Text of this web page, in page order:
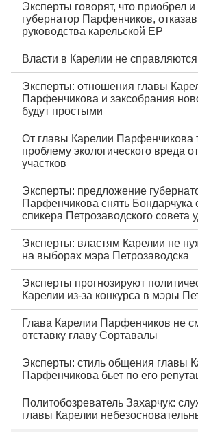
Эксперты говорят, что приобрел
губернатор Парфенчиков,
руководства карельской ЕР
Власти в Карелии не справляются
Эксперты: отношения главы
Парфенчикова и заксобрания
будут простыми
От главы Карелии Парфенчикова
проблему экологического вреда
участков
Эксперты: предложение
Парфенчикова снять Бондарчука
спикера Петрозаводского совета
Эксперты: властям Карелии не
на выборах мэра Петрозаводска
Эксперты прогнозируют
Карелии из-за конкурса в мэры
Глава Карелии Парфенчиков не
отставку главу Сортавалы
Эксперты: стиль общения главы
Парфенчикова бьет по его
Политобозреватель Захарчук:
главы Карелии